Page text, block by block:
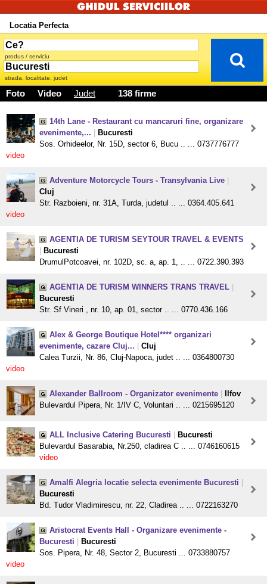
Locatia Perfecta
produs / serviciu
strada, localitate, judet
Foto Video Judet 138 firme
14th Lane - Restaurant cu mancaruri fine, organizare
evenimente,...
Bucuresti
Sos. Orhideelor, Nr. 15D, sector 6, Bucu .. ... 0737776777
video
Adventure Motorcycle Tours - Transylvania Live
Cluj
Str. Razboieni, nr. 31A, Turda, judetul .. ... 0364.405.641
video
AGENTIA DE TURISM SEYTOUR TRAVEL & EVENTS
Bucuresti
DrumulPotcoavei, nr. 102D, sc. a, ap. 1, .. ... 0722.390.393
AGENTIA DE TURISM WINNERS TRANS TRAVEL
Bucuresti
Str. Sf Vineri , nr. 10, ap. 01, sector .. ... 0770.436.166
Alex & George Boutique Hotel**** organizari
evenimente, cazare Cluj...
Cluj
Calea Turzii, Nr. 86, Cluj-Napoca, judet .. ... 0364800730
video
Alexander Ballroom - Organizator evenimente
Ilfov
Bulevardul Pipera, Nr. 1/IV C, Voluntari .. ... 0215695120
ALL Inclusive Catering Bucuresti
Bucuresti
Bulevardul Basarabia, Nr.250, cladirea C .. ... 0746160615
video
Amalfi Alegria locatie selecta evenimente Bucuresti
Bucuresti
Bd. Tudor Vladimirescu, nr. 22, Cladirea .. ... 0722163270
Aristocrat Events Hall - Organizare evenimente -
Bucuresti
Bucuresti
Sos. Pipera, Nr. 48, Sector 2, Bucuresti ... 0733880757
video